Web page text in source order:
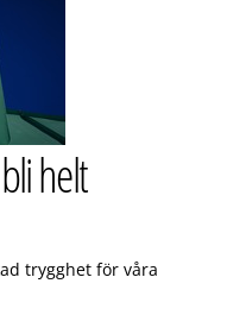
helt
trygghet för våra